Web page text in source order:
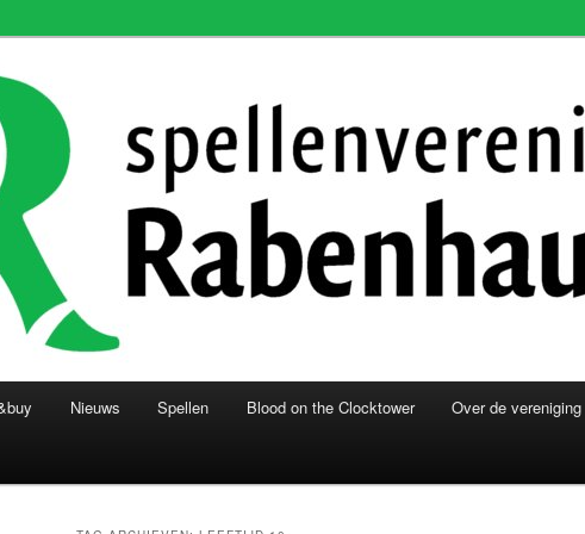
Rabenhaupt
Nieuws Spellen Blood on the Clocktower Over de vereniging